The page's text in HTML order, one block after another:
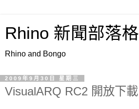
Rhino 新聞部落格
Rhino and Bongo
2009年9月30日 星期三
VisualARQ RC2 開放下載